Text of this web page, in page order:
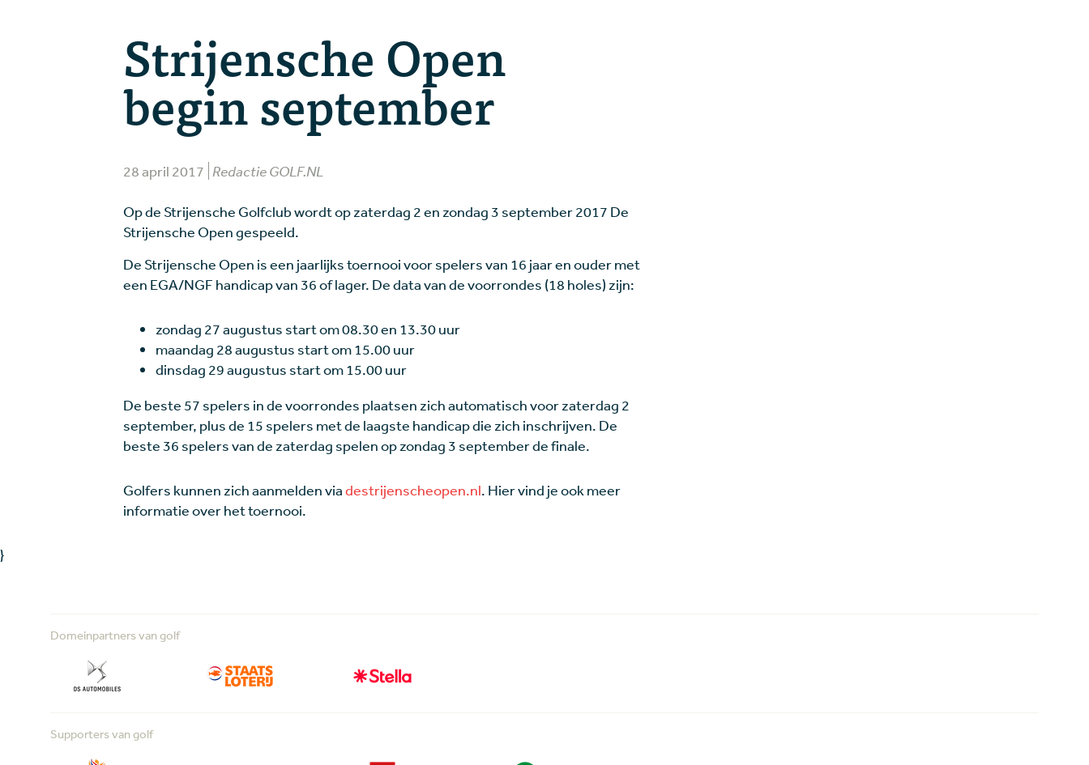
Strijensche Open
begin september
28 april 2017 Redactie GOLF.NL
Op de Strijensche Golfclub wordt op zaterdag 2 en zondag 3 september 2017 De
Strijensche Open gespeeld.
De Strijensche Open is een jaarlijks toernooi voor spelers van 16 jaar en ouder met
een EGA/NGF handicap van 36 of lager. De data van de voorrondes (18 holes) zijn:
zondag 27 augustus start om 08.30 en 13.30 uur
maandag 28augustus start om 15.00 uur
dinsdag 29 augustus start om 15.00 uur
De beste 57 spelers in de voorrondes plaatsen zich automatisch voor zaterdag 2
september, plus de 15 spelers met de laagste handicap die zich inschrijven. De
beste 36 spelers van de zaterdag spelen op zondag 3 september de finale.
Golfers kunnen zich aanmelden viadestrijenscheopen.nl. Hier vind je ook meer
informatie over het toernooi.
}
Domeinpartners van golf
Supporters van golf